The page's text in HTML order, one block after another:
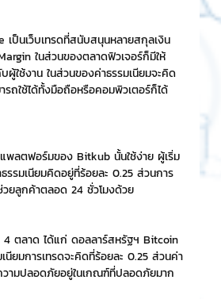
เป็นเว็บเทรดที่สนับสนุนหลายสกุลเงิน
ในส่วนของตลาดฟิวเจอร์ก็มีให้
ใช้งาน ในส่วนของค่าธรรมเนียมจะคิด
ถใช้ได้ทั้งมือถือหรือคอมพิวเตอร์ก็ได้
ลตฟอร์มของ Bitkub นั้นใช้ง่าย ผู้เริ่ม
รรมเนียมคิดอยู่ที่ร้อยละ 0.25 ส่วนการ
ยลูกค้าตลอด 24 ชั่วโมงด้วย
ตลาด ได้แก่ ดอลลาร์สหรัฐฯ Bitcoin
ยมการเทรดจะคิดที่ร้อยละ 0.25 ส่วนค่า
วามปลอดภัยอยู่ในเกณฑ์ที่ปลอดภัยมาก